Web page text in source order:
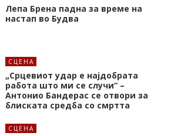
Лепа Брена падна за време на
настап во Будва
СЦЕНА
„Срцевиот удар е најдобрата
работа што ми се случи“ –
Антонио Бандерас се отвори за
блиската средба со смртта
СЦЕНА